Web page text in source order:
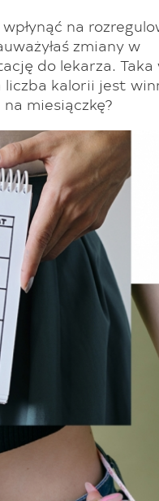
na
zmiany w
do lekarza.
liczba kalorii jest
miesiączkę?